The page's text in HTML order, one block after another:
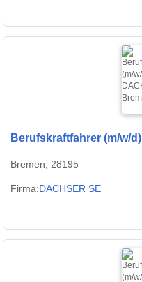
Berufskraftfahrer (m/w/d)
Bremen, 28195
Firma:DACHSER SE